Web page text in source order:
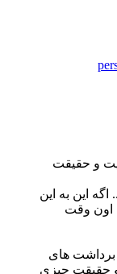
و حقیقت
این به این
اون وقت
برداشت های
حقیقت چیزی